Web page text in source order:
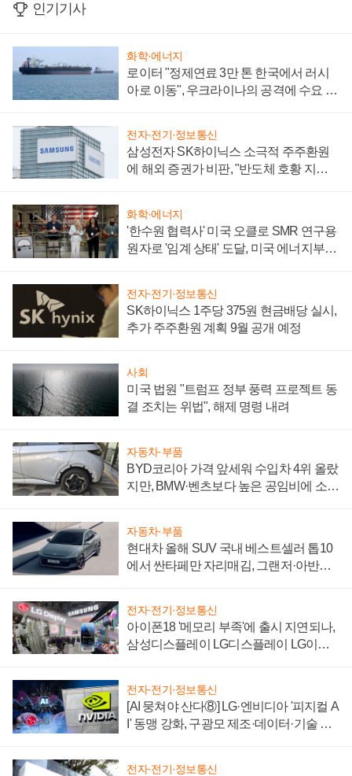
인기기사
화학·에너지
로이터 "정제연료 3만 톤 한국에서 러시
아로 이동", 우크라이나의 공격에 수요 늘
전자·전기·정보통신
삼성전자 SK하이닉스 소극적 주주환원
에 해외 증권가 비판, "반도체 호황 지속
화학·에너지
'한수원 협력사' 미국 오클로 SMR 연구용
원자로 '임계 상태' 도달, 미국 에너지부
전자·전기·정보통신
SK하이닉스 1주당 375원 현금배당 실시,
추가 주주환원 계획 9월 공개 예정
사회
미국 법원 "트럼프 정부 풍력 프로젝트 동
결 조치는 위법", 해제 명령 내려
자동차·부품
BYD코리아 가격 앞세워 수입차 4위 올랐
지만, BMW·벤츠보다 높은 공임비에 소비
자동차·부품
현대차 올해 SUV 국내 베스트셀러 톱10
에서 싼타페만 자리매김, 그랜저·아반떼
전자·전기·정보통신
아이폰18 '메모리 부족'에 출시 지연되나,
삼성디스플레이 LG디스플레이 LG이노
전자·전기·정보통신
[AI 뭉쳐야 산다⑧] LG·엔비디아 '피지컬 A
I' 동맹 강화, 구광모 제조·데이터·기술 결
전자·전기·정보통신